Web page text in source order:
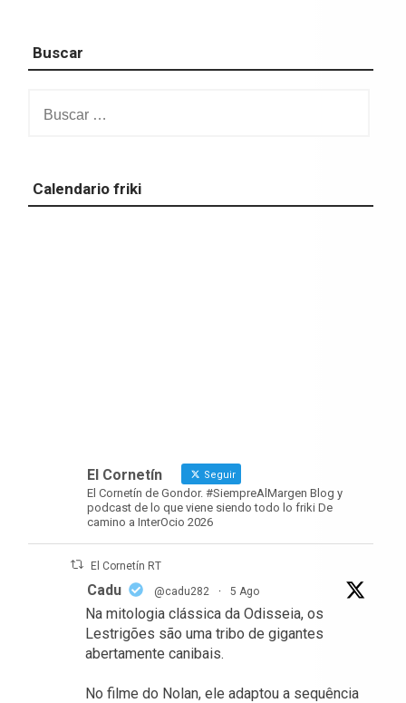
Buscar
Calendario friki
El Cornetín Seguir
El Cornetín de Gondor. #SiempreAlMargen Blog y
podcast de lo que viene siendo todo lo friki De
camino a InterOcio 2026
El Cornetín RT
Cadu @cadu282 · 5 Ago
Na mitologia clássica da Odisseia, os
Lestrigões são uma tribo de gigantes
abertamente canibais.
No filme do Nolan, ele adaptou a sequência